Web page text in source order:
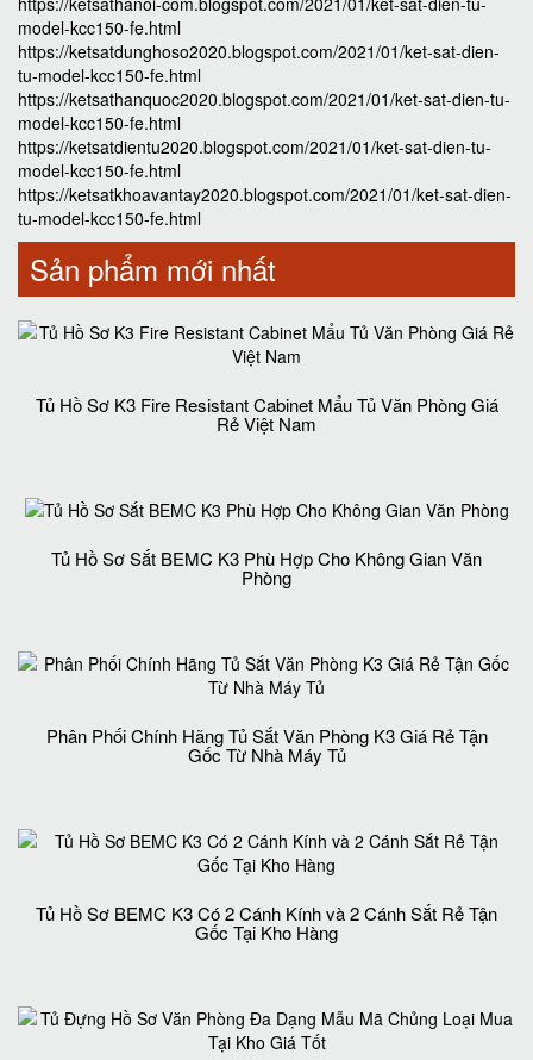
model-kcc150-fe.html
https://ketsatdunghoso2020.blogspot.com/2021/01/ket-sat-dien-
tu-model-kcc150-fe.html
https://ketsathanquoc2020.blogspot.com/2021/01/ket-sat-dien-tu-
model-kcc150-fe.html
https://ketsatdientu2020.blogspot.com/2021/01/ket-sat-dien-tu-
model-kcc150-fe.html
https://ketsatkhoavantay2020.blogspot.com/2021/01/ket-sat-dien-
tu-model-kcc150-fe.html
Sản phẩm mới nhất
Tủ Hồ Sơ K3 Fire Resistant Cabinet Mẩu Tủ Văn Phòng Giá
Rẻ Việt Nam
Tủ Hồ Sơ Sắt BEMC K3 Phù Hợp Cho Không Gian Văn
Phòng
Phân Phối Chính Hãng Tủ Sắt Văn Phòng K3 Giá Rẻ Tận
Gốc Từ Nhà Máy Tủ
Tủ Hồ Sơ BEMC K3 Có 2 Cánh Kính và 2 Cánh Sắt Rẻ Tận
Gốc Tại Kho Hàng